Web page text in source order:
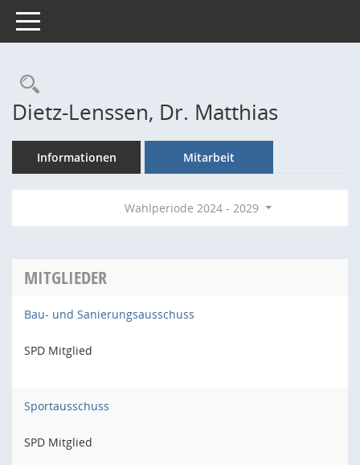
Toggle navigation
Rechercheauswahl
Dietz-Lenssen, Dr. Matthias
Informationen Mitarbeit
Wahlperiode 2024 - 2029
MITGLIEDER
Bau- und Sanierungsausschuss
SPD Mitglied
Sportausschuss
SPD Mitglied